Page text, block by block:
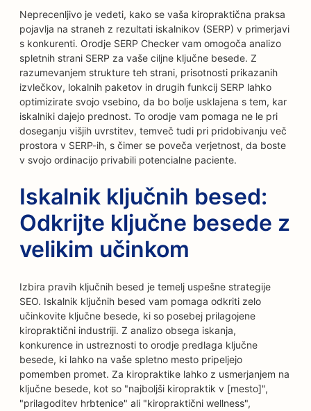
Neprecenljivo je vedeti, kako se vaša kiropraktična praksa
pojavlja na straneh z rezultati iskalnikov (SERP) v primerjavi
s konkurenti. Orodje SERP Checker vam omogoča analizo
spletnih strani SERP za vaše ciljne ključne besede. Z
razumevanjem strukture teh strani, prisotnosti prikazanih
izvlečkov, lokalnih paketov in drugih funkcij SERP lahko
optimizirate svojo vsebino, da bo bolje usklajena s tem, kar
iskalniki dajejo prednost. To orodje vam pomaga ne le pri
doseganju višjih uvrstitev, temveč tudi pri pridobivanju več
prostora v SERP-ih, s čimer se poveča verjetnost, da boste
v svojo ordinacijo privabili potencialne paciente.
Iskalnik ključnih besed:
Odkrijte ključne besede z
velikim učinkom
Izbira pravih ključnih besed je temelj uspešne strategije
SEO. Iskalnik ključnih besed vam pomaga odkriti zelo
učinkovite ključne besede, ki so posebej prilagojene
kiropraktični industriji. Z analizo obsega iskanja,
konkurence in ustreznosti to orodje predlaga ključne
besede, ki lahko na vaše spletno mesto pripeljejo
pomemben promet. Za kiropraktike lahko z usmerjanjem na
ključne besede, kot so "najboljši kiropraktik v [mesto]",
"prilagoditev hrbtenice" ali "kiropraktični wellness",